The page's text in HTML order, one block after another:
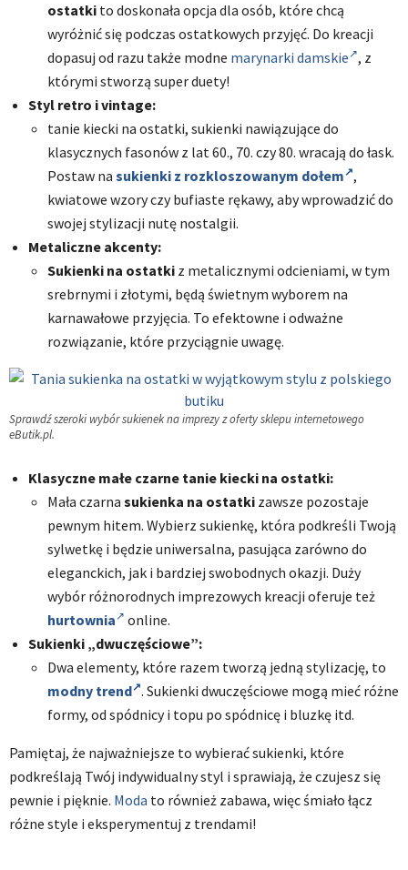
ostatki to doskonała opcja dla osób, które chcą
wyróżnić się podczas ostatkowych przyjęć. Do kreacji
dopasuj od razu także modne marynarki damskie , z
którymi stworzą super duety!
Styl retro i vintage:
tanie kiecki na ostatki, sukienki nawiązujące do
klasycznych fasonów z lat 60., 70. czy 80. wracają do łask.
Postaw na sukienki z rozkloszowanym dołem ,
kwiatowe wzory czy bufiaste rękawy, aby wprowadzić do
swojej stylizacji nutę nostalgii.
Metaliczne akcenty:
Sukienki na ostatki z metalicznymi odcieniami, w tym
srebrnymi i złotymi, będą świetnym wyborem na
karnawałowe przyjęcia. To efektowne i odważne
rozwiązanie, które przyciągnie uwagę.
Sprawdź szeroki wybór sukienek na imprezy z oferty sklepu internetowego
eButik.pl.
Klasyczne małe czarne tanie kiecki na ostatki:
Mała czarna sukienka na ostatki zawsze pozostaje
pewnym hitem. Wybierz sukienkę, która podkreśli Twoją
sylwetkę i będzie uniwersalna, pasująca zarówno do
eleganckich, jak i bardziej swobodnych okazji. Duży
wybór różnorodnych imprezowych kreacji oferuje też
hurtownia
online.
Sukienki „dwuczęściowe”:
Dwa elementy, które razem tworzą jedną stylizację, to
modny trend . Sukienki dwuczęściowe mogą mieć różne
formy, od spódnicy i topu po spódnicę i bluzkę itd.
Pamiętaj, że najważniejsze to wybierać sukienki, które
podkreślają Twój indywidualny styl i sprawiają, że czujesz się
pewnie i pięknie. Moda to również zabawa, więc śmiało łącz
różne style i eksperymentuj z trendami!